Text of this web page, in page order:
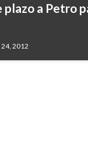
a Petro
2012
seguros